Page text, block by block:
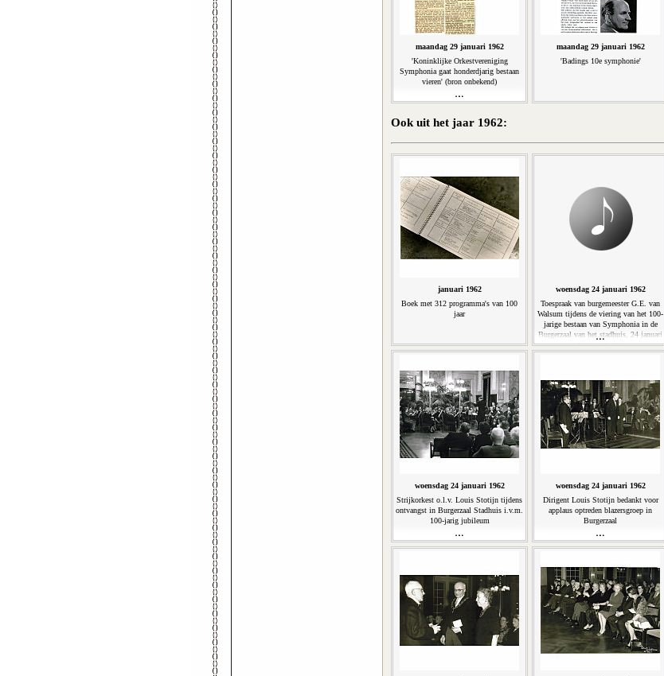
maandag 29 januari 1962
'Koninklijke Orkestvereniging
Symphonia gaat honderdjarig bestaan
vieren' (bron onbekend)
maandag 29 januari 1962
'Badings 10e symphonie'
Ook uit het jaar 1962:
januari 1962
Boek met 312 programma's van 100
jaar
woensdag 24 januari 1962
Toespraak van burgemeester G.E. van
Walsum tijdens de viering van het 100-
jarige bestaan van Symphonia in de
Burgerzaal van het stadhuis, 24 januari
1962. (11'40'')
woensdag 24 januari 1962
Strijkorkest o.l.v. Louis Stotijn tijdens
ontvangst in Burgerzaal Stadhuis i.v.m.
100-jarig jubileum
woensdag 24 januari 1962
Dirigent Louis Stotijn bedankt voor
applaus optreden blazersgroep in
Burgerzaal